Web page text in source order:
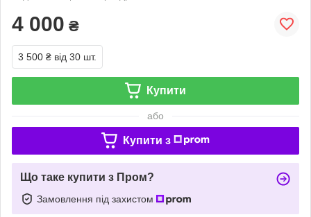
4 000 ₴
3 500 ₴ від 30 шт.
Купити
або
Купити з
Що таке купити з Пром?
Замовлення під захистом